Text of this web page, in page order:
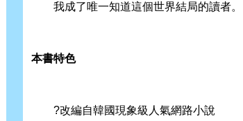
我成了唯一知道這個世界結局的讀者。
本書特色
?改編自韓國現象級人氣網路小說